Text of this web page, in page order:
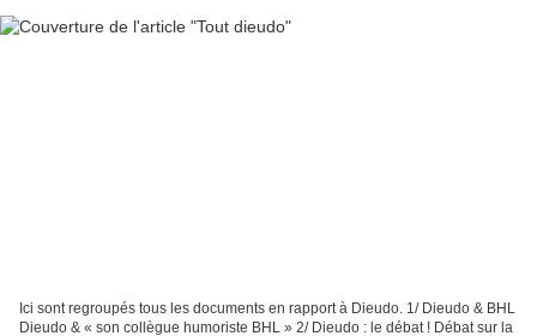
Ici sont regroupés tous les documents en rapport à Dieudo. 1/ Dieudo & BHL
Dieudo & « son collègue humoriste BHL » 2/ Dieudo : le débat ! Débat sur la